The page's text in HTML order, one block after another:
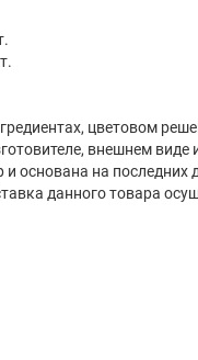
цветовом
внешнем
и основана на последних
данного товара